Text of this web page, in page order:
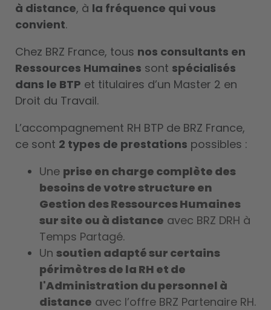
à distance, à la fréquence qui vous
convient.
Chez BRZ France, tous nos consultants en
Ressources Humaines sont spécialisés
dans le BTP et titulaires d’un Master 2 en
Droit du Travail.
L’accompagnement RH BTP de BRZ France,
ce sont 2 types de prestations possibles :
Une prise en charge complète des
besoins de votre structure en
Gestion des Ressources Humaines
sur site ou à distance avec BRZ DRH à
Temps Partagé.
Un soutien adapté sur certains
périmètres de la RH et de
l'Administration du personnel à
distance avec l’offre BRZ Partenaire RH.